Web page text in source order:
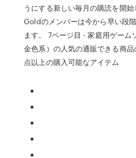
うにする新しい毎月の購読を開
Goldのメンバーは今から早い段
ます。 7ページ目 - 家庭用ゲーム
金色系）の人気の通販できる商
点以上の購入可能なアイテム